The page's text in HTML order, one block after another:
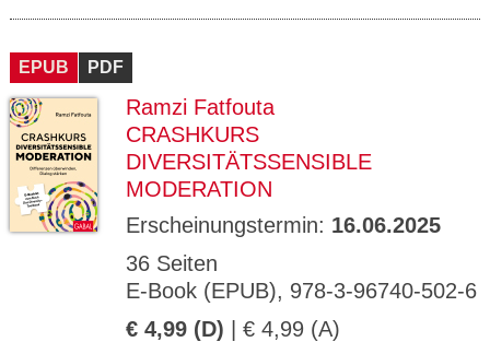
EPUB PDF
Ramzi Fatfouta
CRASHKURS
DIVERSITÄTSSENSIBLE
MODERATION
Erscheinungstermin: 16.06.2025
36 Seiten
E-Book (EPUB), 978-3-96740-502-6
€ 4,99 (D) | € 4,99 (A)